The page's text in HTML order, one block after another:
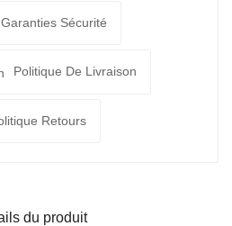
Garanties Sécurité
Politique De Livraison
Retours
du produit